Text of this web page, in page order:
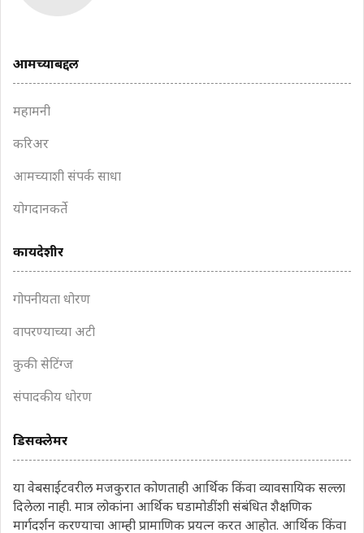
आमच्याबद्दल
महामनी
करिअर
आमच्याशी संपर्क साधा
योगदानकर्ते
कायदेशीर
गोपनीयता धोरण
वापरण्याच्या अटी
कुकी सेटिंग्ज
संपादकीय धोरण
डिसक्लेमर
या वेबसाईटवरील मजकुरात कोणताही आर्थिक किंवा व्यावसायिक सल्ला
दिलेला नाही. मात्र लोकांना आर्थिक घडामोडींशी संबंधित शैक्षणिक
मार्गदर्शन करण्याचा आम्ही प्रामाणिक प्रयत्न करत आहोत. आर्थिक किंवा